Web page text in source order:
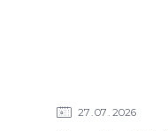
27 07 2026